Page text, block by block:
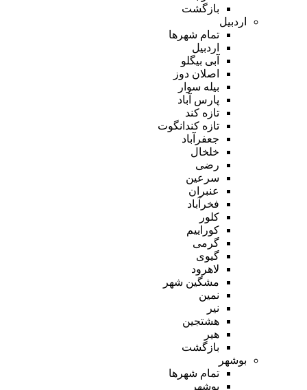
بازگشت
اردبیل
تمام شهر‌ها
اردبیل
آبی بیگلو
اصلان دوز
بیله سوار
پارس آباد
تازه کند
تازه کندانگوت
جعفرآباد
خلخال
رضی
سرعین
عنبران
فخرآباد
کلور
کوراییم
گرمی
گیوی
لاهرود
مشگین شهر
نمین
نیر
هشتجین
هیر
بازگشت
بوشهر
تمام شهر‌ها
بوشهر